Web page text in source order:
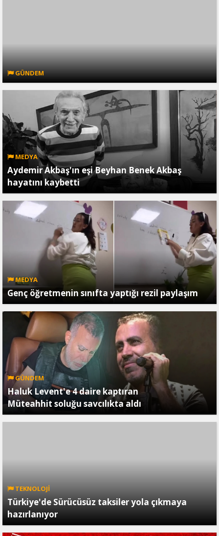
GÜNDEM
MEDYA
Aydemir Akbaş'ın eşi Beyhan Benek Akbaş
hayatını kaybetti
MEDYA
Genç öğretmenin sınıfta yaptığı rezil paylaşım
GÜNDEM
Haluk Levent'e 4 daire kaptıran
Müteahhit soluğu savcılıkta aldı
TEKNOLOJİ
Türkiye'de Sürücüsüz taksiler yola çıkmaya
hazırlanıyor